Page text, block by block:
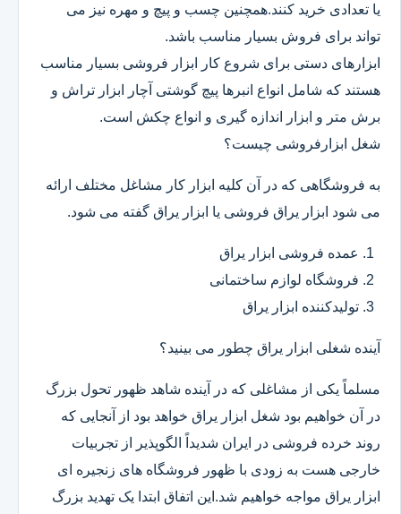
یا تعدادی خرید کنند.همچنین چسب و پیچ و مهره نیز می
تواند برای فروش بسیار مناسب باشد.
ابزارهای دستی برای شروع کار ابزار فروشی بسیار مناسب
هستند که شامل انواع انبرها پیچ گوشتی آچار ابزار تراش و
برش متر و ابزار اندازه گیری و انواع چکش است.
شغل ابزارفروشی چیست؟
به فروشگاهی که در آن کلیه ابزار کار مشاغل مختلف ارائه
می شود ابزار یراق فروشی یا ابزار یراق گفته می شود.
عمده فروشی ابزار یراق
فروشگاه لوازم ساختمانی
تولیدکننده ابزار یراق
آینده شغلی ابزار یراق چطور می بینید؟
مسلماً یکی از مشاغلی که در آینده شاهد ظهور تحول بزرگ
در آن خواهیم بود شغل ابزار یراق خواهد بود از آنجایی که
روند خرده فروشی در ایران شدیداً الگوپذیر از تجربیات
خارجی هست به زودی با ظهور فروشگاه های زنجیره ای
ابزار یراق مواجه خواهیم شد.این اتفاق ابتدا یک تهدید بزرگ